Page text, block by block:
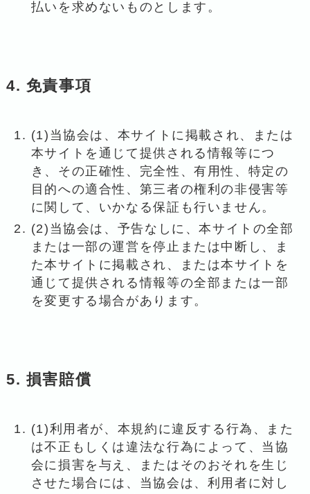
払いを求めないものとします。
4. 免責事項
(1)当協会は、本サイトに掲載され、または
本サイトを通じて提供される情報等につ
き、その正確性、完全性、有用性、特定の
目的への適合性、第三者の権利の非侵害等
に関して、いかなる保証も行いません。
(2)当協会は、予告なしに、本サイトの全部
または一部の運営を停止または中断し、ま
た本サイトに掲載され、または本サイトを
通じて提供される情報等の全部または一部
を変更する場合があります。
5. 損害賠償
(1)利用者が、本規約に違反する行為、また
は不正もしくは違法な行為によって、当協
会に損害を与え、またはそのおそれを生じ
させた場合には、当協会は、利用者に対し